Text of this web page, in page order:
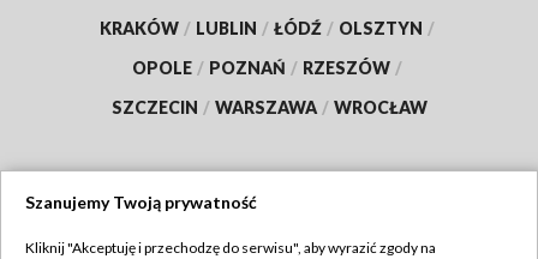
KRAKÓW / LUBLIN / ŁÓDŹ / OLSZTYN /
OPOLE / POZNAŃ / RZESZÓW /
SZCZECIN / WARSZAWA / WROCŁAW
Szanujemy Twoją prywatność
Kliknij "Akceptuję i przechodzę do serwisu", aby wyrazić zgody na